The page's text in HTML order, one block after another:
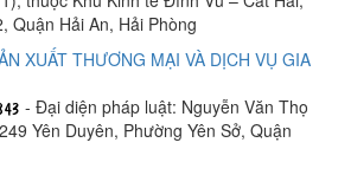
Quận Hải An, Hải Phòng
XUẤT THƯƠNG MẠI VÀ DỊCH VỤ GIA
- Đại diện pháp luật: Nguyễn Văn Thọ
Yên Duyên, Phường Yên Sở, Quận